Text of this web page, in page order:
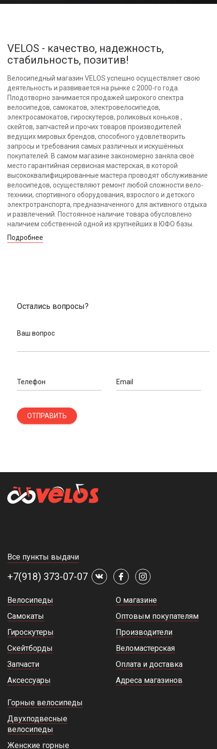
VELOS - качество, надежность,
стабильность, позитив!
Велосипедный магазин VELOS успешно осуществляет свою
деятельность и развивается на рынке с 2000-го года.
Плодотворно занимается продажей широкого спектра
велосипедов, самокатов, электровелосипедов,
электросамокатов, гироскутеров, роликовых коньков ,
скейтов, запчастей и прочих товаров производителей
ведущих мировых брендов, способного удовлетворить
запросы и требования самых различных и искушённых
покупателей. В самом магазине закономерно заняла своё
место гарантийная сервисная мастерская, в которой
высококвалифицированные мастера проводят обслуживание
велосипедов, осуществляют ремонт любой сложности вело-
техники, спортивного оборудования, взрослого и детского
электротранспорта, предназначенного для активного отдыха
и развлечений. Постоянное наличие товара обусловлено
наличием собственной одной из крупнейших в ЮФО базы.
Подробнее
Остались вопросы?
Ваш вопрос
Телефон Email
ОТПРАВИТЬ
Все пункты выдачи
+7(918) 373-07-07
Велосипеды
Самокаты
Гироскутеры
Скейтборды
Запчасти
Аксессуары
О магазине
Оптовым покупателям
Производители
Веломастерская
Оплата и доставка
Адреса магазинов
Горные велосипеды
Двухподвесные
велосипеды
Женские горные